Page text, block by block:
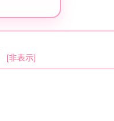
[非表示]